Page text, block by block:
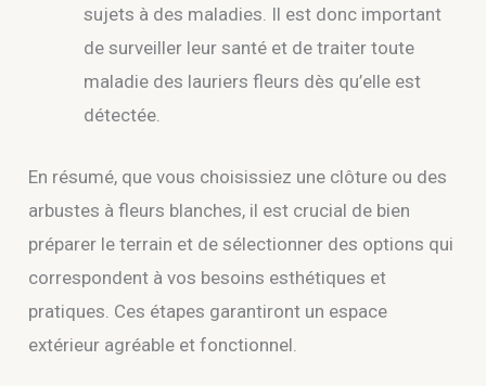
sujets à des maladies. Il est donc important
de surveiller leur santé et de traiter toute
maladie des lauriers fleurs dès qu’elle est
détectée.
En résumé, que vous choisissiez une clôture ou des
arbustes à fleurs blanches, il est crucial de bien
préparer le terrain et de sélectionner des options qui
correspondent à vos besoins esthétiques et
pratiques. Ces étapes garantiront un espace
extérieur agréable et fonctionnel.